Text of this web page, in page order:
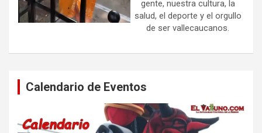
gente, nuestra cultura, la
salud, el deporte y el orgullo
de ser vallecaucanos.
Calendario de Eventos